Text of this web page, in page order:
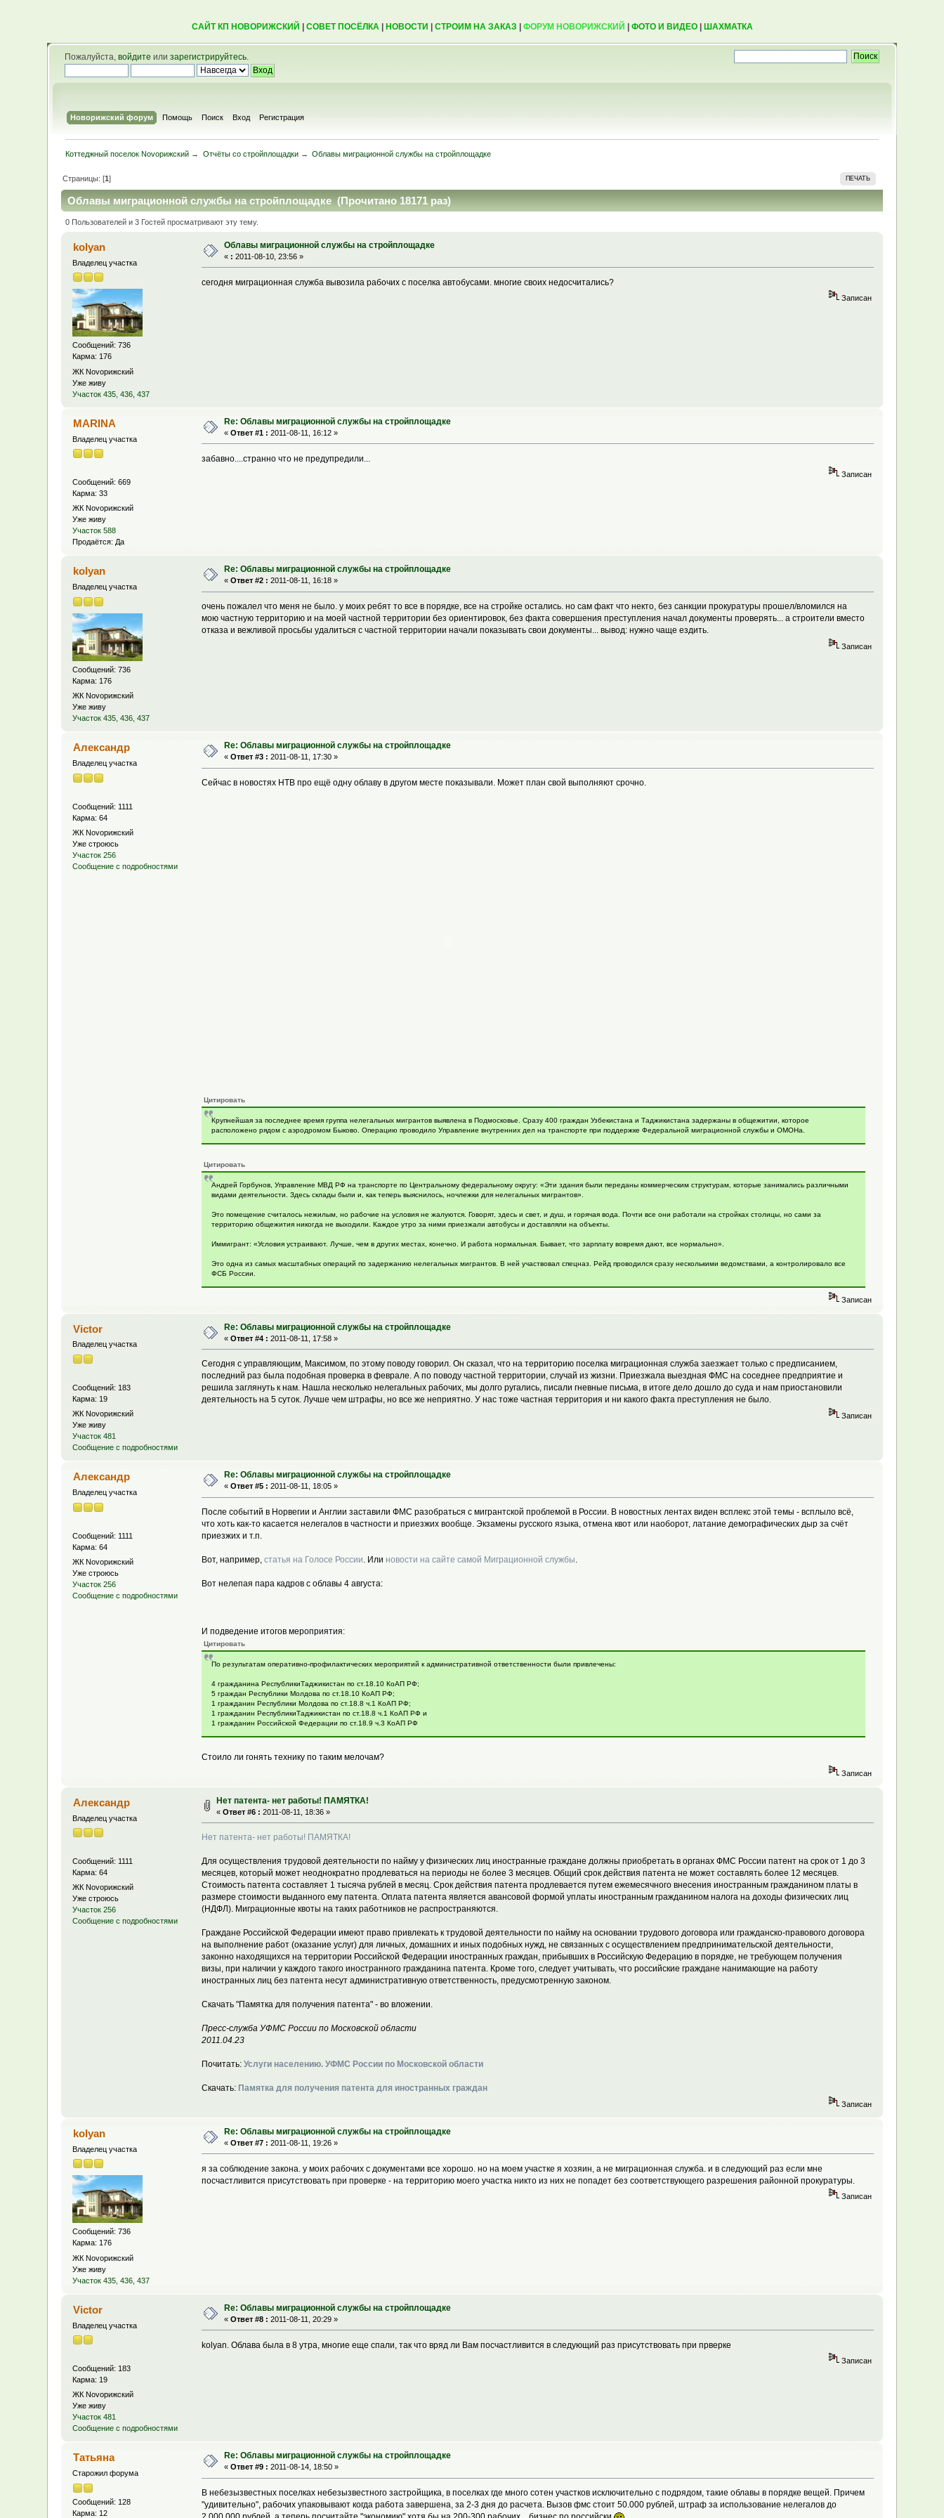
САЙТ КП НОВОРИЖСКИЙ СОВЕТ ПОСЁЛКА| НОВОСТИ СТРОИМ НА ЗАКАЗ ФОРУМ НОВОРИЖСКИЙ ФОТО И ВИДЕО| ШАХМАТКА
Пожалуйста,войдите илизарегистрируйтесь.
Новорижский форум Помощь Поиск Вход Регистрация
Коттеджный поселок Novoрижский → Отчёты со стройплощадки→ Облавы миграционной службы на стройплощадке
ПЕЧАТЬ
Страницы: [1]
Облавы миграционной службы на стройплощадке (Прочитано 18171 раз)
0 Пользователей и 3 Гостей просматривают эту тему.
kolyan
Владелец участка
Сообщений: 736
Карма: 176
ЖК Novoрижский
Уже живу
Участок 435, 436, 437
Облавы миграционной службы на стройплощадке
« : 2011-08-10, 23:56 »
сегодня миграционная служба вывозила рабочих с поселка автобусами. многие своих недосчитались?
Записан
MARINA
Владелец участка
Сообщений: 669
Карма: 33
ЖК Novoрижский
Уже живу
Участок 588
Продаётся: Да
Re: Облавы миграционной службы на стройплощадке
«Ответ #1 : 2011-08-11, 16:12 »
забавно....странно что не предупредили...
Записан
kolyan
Владелец участка
Сообщений: 736
Карма: 176
ЖК Novoрижский
Уже живу
Участок 435, 436, 437
Re: Облавы миграционной службы на стройплощадке
«Ответ #2 : 2011-08-11, 16:18 »
очень пожалел что меня не было. у моих ребят то все в порядке, все на стройке остались. но сам факт что некто, без санкции прокуратуры прошел/вломился на
мою частную территорию и на моей частной территории без ориентировок, без факта совершения преступления начал документы проверять... а строители вместо
отказа и вежливой просьбы удалиться с частной территории начали показывать свои документы... вывод: нужно чаще ездить.
Записан
Александр
Владелец участка
Сообщений: 1111
Карма: 64
ЖК Novoрижский
Уже строюсь
Участок 256
Сообщение с подробностями
Re: Облавы миграционной службы на стройплощадке
«Ответ #3 : 2011-08-11, 17:30 »
Сейчас в новостях НТВ про ещё одну облаву в другом месте показывали. Может план свой выполняют срочно.
Цитировать
Крупнейшая за последнее время группа нелегальных мигрантов выявлена в Подмосковье. Сразу 400 граждан Узбекистана и Таджикистана задержаны в общежитии, которое
расположено рядом с аэродромом Быково. Операцию проводило Управление внутренних дел на транспорте при поддержке Федеральной миграционной службы и ОМОНа.
Цитировать
Андрей Горбунов, Управление МВД РФ на транспорте по Центральному федеральному округу: «Эти здания были переданы коммерческим структурам, которые занимались различными
видами деятельности. Здесь склады были и, как теперь выяснилось, ночлежки для нелегальных мигрантов».
Это помещение считалось нежилым, но рабочие на условия не жалуются. Говорят, здесь и свет, и душ, и горячая вода. Почти все они работали на стройках столицы, но сами за
территорию общежития никогда не выходили. Каждое утро за ними приезжали автобусы и доставляли на объекты.
Иммигрант: «Условия устраивают. Лучше, чем в других местах, конечно. И работа нормальная. Бывает, что зарплату вовремя дают, все нормально».
Это одна из самых масштабных операций по задержанию нелегальных мигрантов. В ней участвовал спецназ. Рейд проводился сразу несколькими ведомствами, а контролировало все
ФСБ России.
Записан
Victor
Владелец участка
Сообщений: 183
Карма: 19
ЖК Novoрижский
Уже живу
Участок 481
Сообщение с подробностями
Re: Облавы миграционной службы на стройплощадке
«Ответ #4 : 2011-08-11, 17:58 »
Сегодня с управляющим, Максимом, по этому поводу говорил. Он сказал, что на территорию поселка миграционная служба заезжает только с предписанием,
последний раз была подобная проверка в феврале. А по поводу частной территории, случай из жизни. Приезжала выездная ФМС на соседнее предприятие и
решила заглянуть к нам. Нашла несколько нелегальных рабочих, мы долго ругались, писали гневные письма, в итоге дело дошло до суда и нам приостановили
деятельность на 5 суток. Лучше чем штрафы, но все же неприятно. У нас тоже частная территория и ни какого факта преступления не было.
Записан
Александр
Владелец участка
Сообщений: 1111
Карма: 64
ЖК Novoрижский
Уже строюсь
Участок 256
Сообщение с подробностями
Re: Облавы миграционной службы на стройплощадке
«Ответ #5 : 2011-08-11, 18:05 »
После событий в Норвегии и Англии заставили ФМС разобраться с мигрантской проблемой в России. В новостных лентах виден всплекс этой темы - всплыло всё,
что хоть как-то касается нелегалов в частности и приезжих вообще. Экзамены русского языка, отмена квот или наоборот, латание демографических дыр за счёт
приезжих и т.п.
Вот, например, статья на Голосе России. Или новости на сайте самой Миграционной службы.
Вот нелепая пара кадров с облавы 4 августа:
И подведение итогов мероприятия:
Цитировать
По результатам оперативно-профилактических мероприятий к административной ответственности были привлечены:
4 гражданина РеспубликиТаджикистан по ст.18.10 КоАП РФ;
5 граждан Республики Молдова по ст.18.10 КоАП РФ;
1 гражданин Республики Молдова по ст.18.8 ч.1 КоАП РФ;
1 гражданин РеспубликиТаджикистан по ст.18.8 ч.1 КоАП РФ и
1 гражданин Российской Федерации по ст.18.9 ч.3 КоАП РФ
Стоило ли гонять технику по таким мелочам?
Записан
Александр
Владелец участка
Сообщений: 1111
Карма: 64
ЖК Novoрижский
Уже строюсь
Участок 256
Сообщение с подробностями
Нет патента- нет работы! ПАМЯТКА!
«Ответ #6 : 2011-08-11, 18:36 »
Нет патента- нет работы! ПАМЯТКА!
Для осуществления трудовой деятельности по найму у физических лиц иностранные граждане должны приобретать в органах ФМС России патент на срок от 1 до 3
месяцев, который может неоднократно продлеваться на периоды не более 3 месяцев. Общий срок действия патента не может составлять более 12 месяцев.
Стоимость патента составляет 1 тысяча рублей в месяц. Срок действия патента продлевается путем ежемесячного внесения иностранным гражданином платы в
размере стоимости выданного ему патента. Оплата патента является авансовой формой уплаты иностранным гражданином налога на доходы физических лиц
(НДФЛ). Миграционные квоты на таких работников не распространяются.
Граждане Российской Федерации имеют право привлекать к трудовой деятельности по найму на основании трудового договора или гражданско-правового договора
на выполнение работ (оказание услуг) для личных, домашних и иных подобных нужд, не связанных с осуществлением предпринимательской деятельности,
законно находящихся на территории Российской Федерации иностранных граждан, прибывших в Российскую Федерацию в порядке, не требующем получения
визы, при наличии у каждого такого иностранного гражданина патента. Кроме того, следует учитывать, что российские граждане нанимающие на работу
иностранных лиц без патента несут административную ответственность, предусмотренную законом.
Скачать "Памятка для получения патента" - во вложении.
Пресс-служба УФМС России по Московской области
2011.04.23
Почитать: Услуги населению. УФМС России по Московской области
Скачать: Памятка для получения патента для иностранных граждан
Записан
kolyan
Владелец участка
Сообщений: 736
Карма: 176
ЖК Novoрижский
Уже живу
Участок 435, 436, 437
Re: Облавы миграционной службы на стройплощадке
«Ответ #7 : 2011-08-11, 19:26 »
я за соблюдение закона. у моих рабочих с документами все хорошо. но на моем участке я хозяин, а не миграционная служба. и в следующий раз если мне
посчастливится присутствовать при проверке - на территорию моего участка никто из них не попадет без соответствующего разрешения районной прокуратуры.
Записан
Victor
Владелец участка
Сообщений: 183
Карма: 19
ЖК Novoрижский
Уже живу
Участок 481
Сообщение с подробностями
Re: Облавы миграционной службы на стройплощадке
«Ответ #8 : 2011-08-11, 20:29 »
kolyan. Облава была в 8 утра, многие еще спали, так что вряд ли Вам посчастливится в следующий раз присутствовать при прверке
Записан
Татьяна
Старожил форума
Сообщений: 128
Карма: 12
Re: Облавы миграционной службы на стройплощадке
«Ответ #9 : 2011-08-14, 18:50 »
В небезызвестных поселках небезызвестного застройщика, в поселках где много сотен участков исключительно с подрядом, такие облавы в порядке вещей. Причем
"удивительно", рабочих упаковывают когда работа завершена, за 2-3 дня до расчета. Вызов фмс стоит 50.000 рублей, штраф за использование нелегалов до